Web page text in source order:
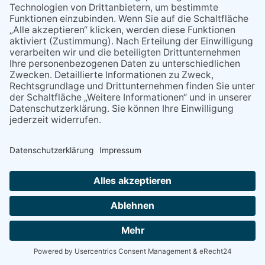
14:00
14:00
Digitallotsen in Eppstein (mit Anmeldung)
20:00
20:00
Konzert: Hippies & Cowboys aus Nashville in der Wunderbar
Eppstein
NACH OBEN
Alle Rechte vorbehalten - Eppsteiner Zeitung Druck- und Verlags-
Powered bynative:media.